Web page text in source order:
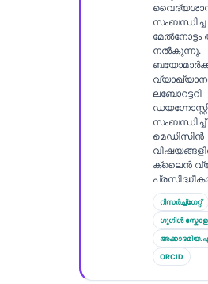
മേൽനോട്ടം
നൽകുന്നു.
ലബോറട്ടറി
സംബന്ധിച്ച്
മെഡിസിൻ
ക്ലൈൻ
റിസർച്ച്ഗേറ്റ്
ഗൂഗിൾ
ORCID